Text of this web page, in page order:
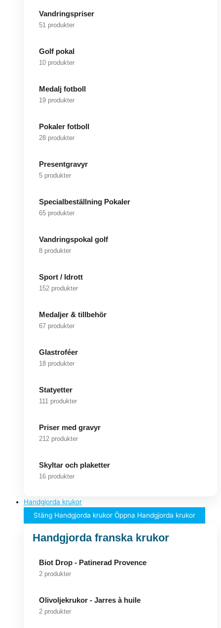
Vandringspriser
51 produkter
Golf pokal
10 produkter
Medalj fotboll
19 produkter
Pokaler fotboll
28 produkter
Presentgravyr
5 produkter
Specialbeställning Pokaler
65 produkter
Vandringspokal golf
8 produkter
Sport / Idrott
152 produkter
Medaljer & tillbehör
67 produkter
Glastroféer
18 produkter
Statyetter
111 produkter
Priser med gravyr
212 produkter
Skyltar och plaketter
16 produkter
Handgjorda krukor
Stäng Handgjorda krukor Öppna Handgjorda krukor
Handgjorda franska krukor
Biot Drop - Patinerad Provence
2 produkter
Olivoljekrukor - Jarres à huile
2 produkter